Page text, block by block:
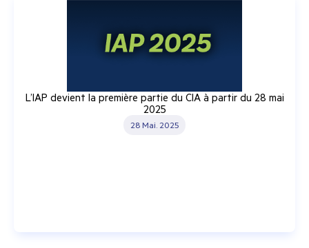
L’IAP devient la première partie du CIA à partir du 28 mai
2025
28 Mai. 2025